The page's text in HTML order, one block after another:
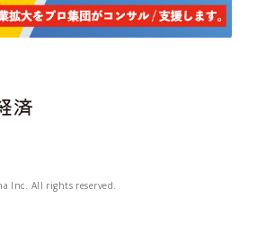
Inc. All rights reserved.